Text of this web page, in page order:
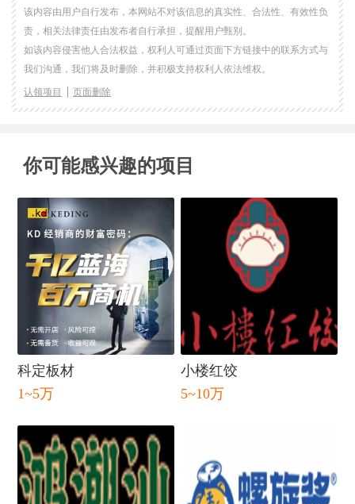
该内容由用户自行发布，本网站不对该信息的真实性、合法性、有效性负
责，相关法律责任由发布者自行承担，提醒用户甄别。
如该内容侵害他人合法权益，权利人可通过页面下方链接中的联系方式与
我们沟通，我们将及时删除，并积极支持权利人依法维权。
认领项目 页面删除
你可能感兴趣的项目
科定板材
1~5万
小楼红饺
5~10万